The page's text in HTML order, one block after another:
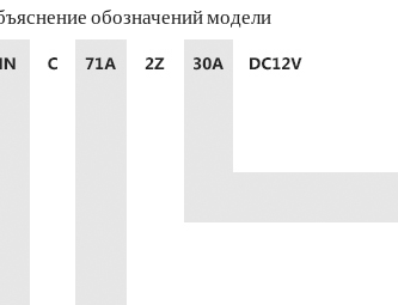
обозначений модели